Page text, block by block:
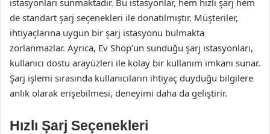
istasyonları sunmaktadır. Bu istasyonlar, hem hızlı şarj hem
de standart şarj seçenekleri ile donatılmıştır. Müşteriler,
ihtiyaçlarına uygun bir şarj istasyonu bulmakta
zorlanmazlar. Ayrıca, Ev Shop’un sunduğu şarj istasyonları,
kullanıcı dostu arayüzleri ile kolay bir kullanım imkanı sunar.
Şarj işlemi sırasında kullanıcıların ihtiyaç duyduğu bilgilere
anlık olarak erişebilmesi, deneyimi daha da geliştirir.
Hızlı Şarj Seçenekleri